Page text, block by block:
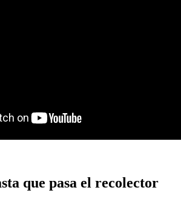
que pasa el recolector